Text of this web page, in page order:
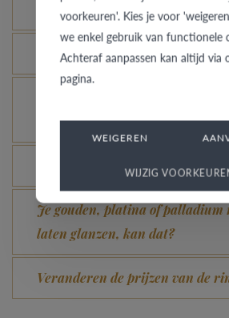
andere kleur of breedte?
Wat betekent de VdB&VR
verandert in champagnekleur?
Welk voordeel biedt onze
Je gouden, platina of palladium
laten glanzen, kan dat?
Veranderen de prijzen van de
voorkeuren'. Kies je voor
we enkel gebruik van functionele
Achteraf aanpassen kan altijd via
pagina.
WEIGEREN
WIJZIG